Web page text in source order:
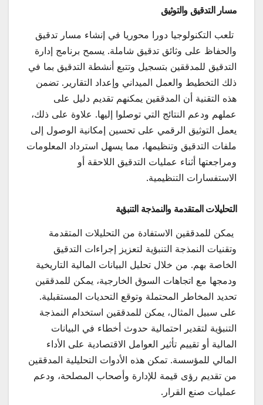
مسار التدقيق والتوثيق
تلعب التكنولوجيا دورا محوريا في إنشاء مسار تدقيق
والحفاظ على وثائق تدقيق شاملة. يسمح برنامج إدارة
التدقيق للمدققين بتسجيل وتتبع أنشطة التدقيق بما في
ذلك التخطيط والعمل الميداني وإعداد التقارير. تضمن
هذه التقنية أن المدققين يمكنهم تقديم دليل على
عملهم ودعم النتائج التي توصلوا إليها. علاوة على ذلك،
يعمل التوثيق الرقمي على تحسين إمكانية الوصول إلى
ملفات التدقيق وتنظيمها، مما يسهل استرداد المعلومات
ومراجعتها أثناء عمليات التدقيق اللاحقة أو
الاستفسارات التنظيمية.
التحليلات المتقدمة والنمذجة التنبؤية
يمكن للمدققين الاستفادة من التحليلات المتقدمة
وتقنيات النمذجة التنبؤية لتعزيز إجراءات التدقيق
الخاصة بهم. من خلال تحليل البيانات المالية التاريخية
ودمجها مع اتجاهات السوق الخارجية، يمكن للمدققين
تحديد المخاطر المحتملة وتوقع التحديات المستقبلية.
على سبيل المثال، يمكن للمدققين استخدام النمذجة
التنبؤية لتقدير احتمالية حدوث أخطاء في البيانات
المالية أو تقييم تأثير العوامل الاقتصادية على الأداء
المالي للمؤسسة. تمكن هذه الأدوات التحليلية المدققين
من تقديم رؤى قيمة للإدارة وأصحاب المصلحة، ودعم
عمليات صنع القرار.